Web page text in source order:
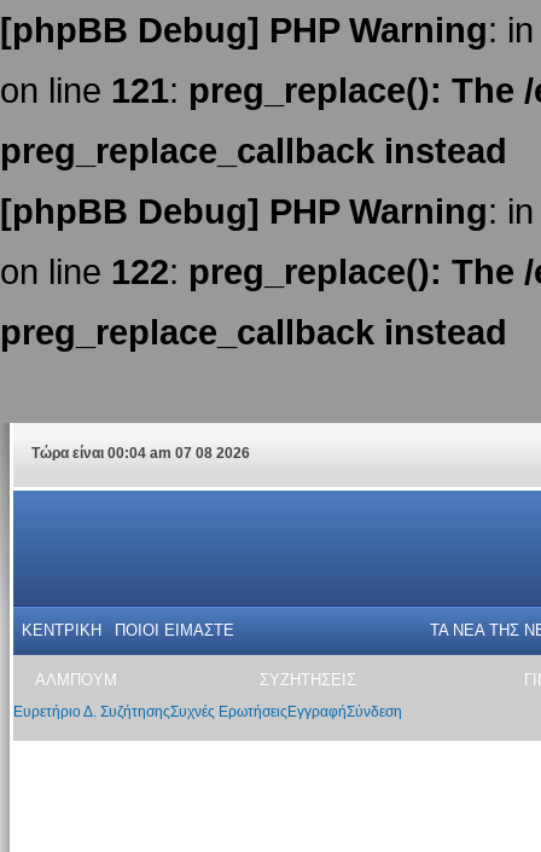
[phpBB Debug] PHP Warning:
on line 121: preg_replace(): The
preg_replace_callback instead
[phpBB Debug] PHP Warning:
on line 122: preg_replace(): The
preg_replace_callback instead
Τώρα είναι 00:04 am 07 08 2026
ΚΕΝΤΡΙΚΗ ΠΟΙΟΙ ΕΙΜΑΣΤΕ ΤΑ ΝΕΑ THΣ
ΑΛΜΠΟΥΜ ΣΥΖΗΤΗΣΕΙΣ
Ευρετήριο Δ. ΣυζήτησηςΣυχνές Ερωτήσεις ΕγγραφήΣύνδεση